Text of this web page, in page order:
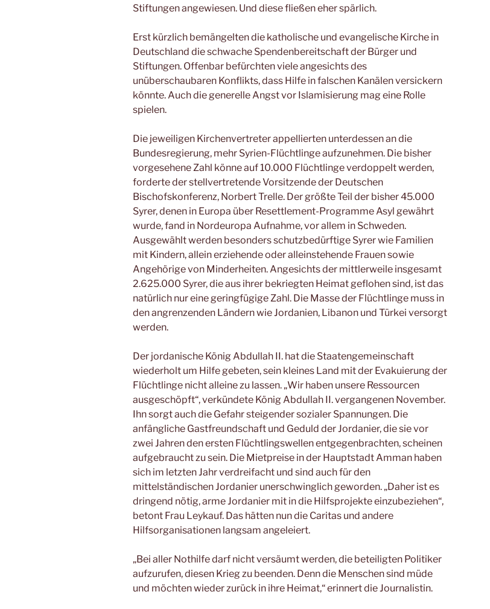
Stiftungen angewiesen. Und diese fließen eher spärlich.
Erst kürzlich bemängelten die katholische und evangelische Kirche in
Deutschland die schwache Spendenbereitschaft der Bürger und
Stiftungen. Offenbar befürchten viele angesichts des
unüberschaubaren Konflikts, dass Hilfe in falschen Kanälen versickern
könnte. Auch die generelle Angst vor Islamisierung mag eine Rolle
spielen.
Die jeweiligen Kirchenvertreter appellierten unterdessen an die
Bundesregierung, mehr Syrien-Flüchtlinge aufzunehmen. Die bisher
vorgesehene Zahl könne auf 10.000 Flüchtlinge verdoppelt werden,
forderte der stellvertretende Vorsitzende der Deutschen
Bischofskonferenz, Norbert Trelle. Der größte Teil der bisher 45.000
Syrer, denen in Europa über Resettlement-Programme Asyl gewährt
wurde, fand in Nordeuropa Aufnahme, vor allem in Schweden.
Ausgewählt werden besonders schutzbedürftige Syrer wie Familien
mit Kindern, allein erziehende oder alleinstehende Frauen sowie
Angehörige von Minderheiten. Angesichts der mittlerweile insgesamt
2.625.000 Syrer, die aus ihrer bekriegten Heimat geflohen sind, ist das
natürlich nur eine geringfügige Zahl. Die Masse der Flüchtlinge muss in
den angrenzenden Ländern wie Jordanien, Libanon und Türkei versorgt
werden.
Der jordanische König Abdullah II. hat die Staatengemeinschaft
wiederholt um Hilfe gebeten, sein kleines Land mit der Evakuierung der
Flüchtlinge nicht alleine zu lassen. „Wir haben unsere Ressourcen
ausgeschöpft“, verkündete König Abdullah II. vergangenen November.
Ihn sorgt auch die Gefahr steigender sozialer Spannungen. Die
anfängliche Gastfreundschaft und Geduld der Jordanier, die sie vor
zwei Jahren den ersten Flüchtlingswellen entgegenbrachten, scheinen
aufgebraucht zu sein. Die Mietpreise in der Hauptstadt Amman haben
sich im letzten Jahr verdreifacht und sind auch für den
mittelständischen Jordanier unerschwinglich geworden. „Daher ist es
dringend nötig, arme Jordanier mit in die Hilfsprojekte einzubeziehen“,
betont Frau Leykauf. Das hätten nun die Caritas und andere
Hilfsorganisationen langsam angeleiert.
„Bei aller Nothilfe darf nicht versäumt werden, die beteiligten Politiker
aufzurufen, diesen Krieg zu beenden. Denn die Menschen sind müde
und möchten wieder zurück in ihre Heimat,“ erinnert die Journalistin.